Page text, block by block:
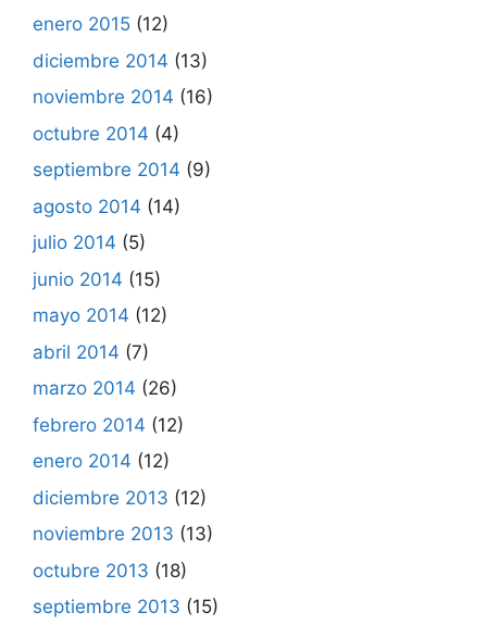
enero 2015 (12)
diciembre 2014 (13)
noviembre 2014 (16)
octubre 2014 (4)
septiembre 2014 (9)
agosto 2014 (14)
julio 2014 (5)
junio 2014 (15)
mayo 2014 (12)
abril 2014 (7)
marzo 2014 (26)
febrero 2014 (12)
enero 2014 (12)
diciembre 2013 (12)
noviembre 2013 (13)
octubre 2013 (18)
septiembre 2013 (15)